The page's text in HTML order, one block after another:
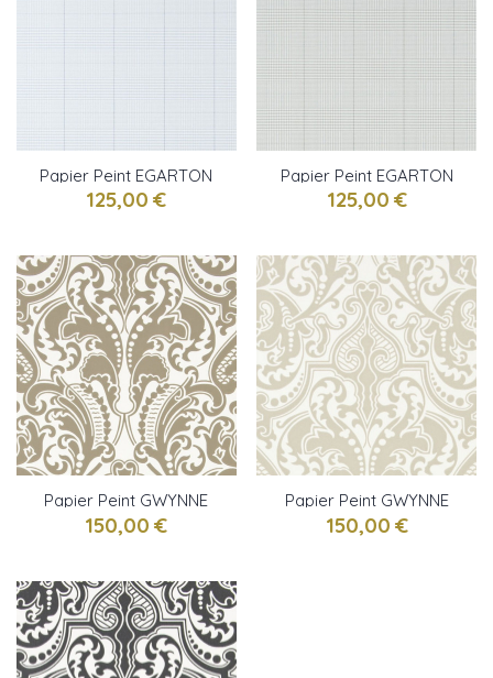
Papier Peint EGARTON
PLAID Light Blue RALPH
LAUREN
125,00 €
Papier Peint EGARTON
PLAID Black Grey
RALPH LAUREN
125,00 €
Papier Peint GWYNNE
DAMASK Gunmetal
RALPH LAUREN
150,00 €
Papier Peint GWYNNE
DAMASK Laurel RALPH
LAUREN
150,00 €